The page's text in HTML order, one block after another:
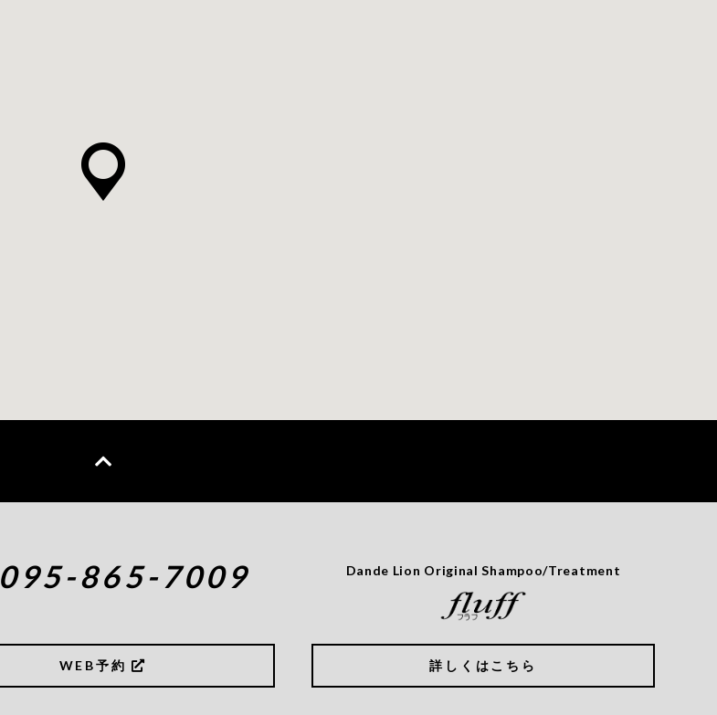
095-865-7009
WEB予約
Dande Lion Original Shampoo/Treatment
詳しくはこちら